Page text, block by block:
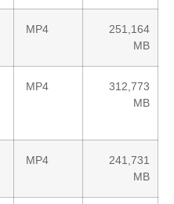
MP4
251,164
MB
MP4
312,773
MB
MP4
241,731
MB